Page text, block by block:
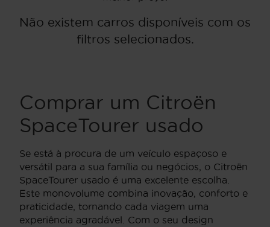
Não existem carros disponíveis com os
filtros selecionados.
Comprar um Citroën
SpaceTourer usado
Se está à procura de um veículo espaçoso e
versátil para a sua família ou negócios, o Citroën
SpaceTourer usado é uma excelente escolha.
Este monovolume combina inovação, conforto e
praticidade, tornando cada viagem uma
experiência agradável. Com o seu design